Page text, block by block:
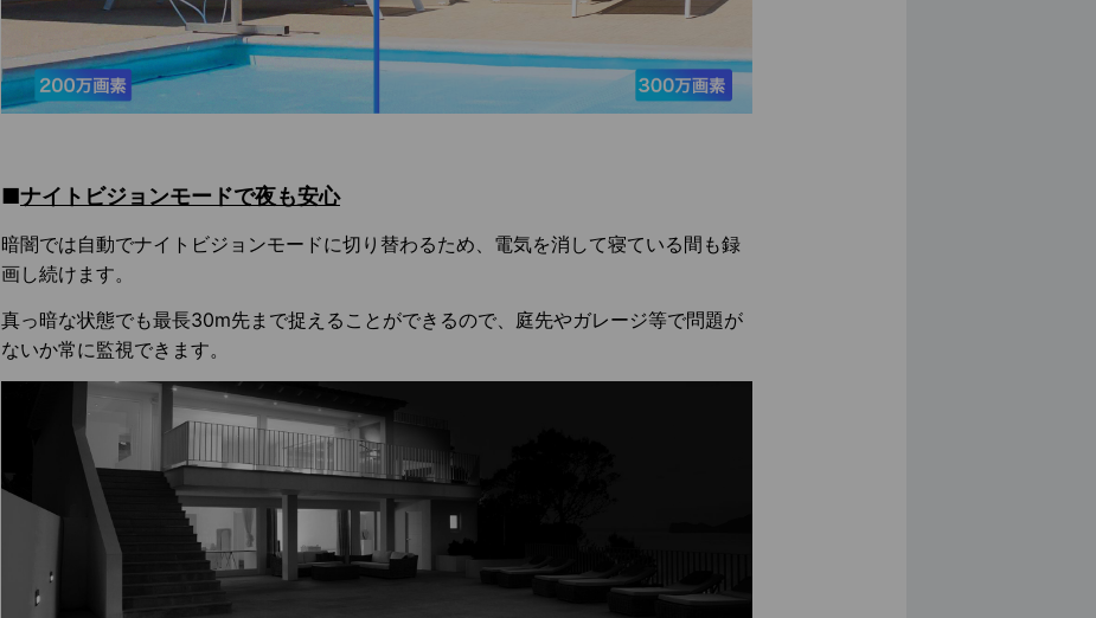
■ナイトビジョンモードで夜も安心
暗闇では自動でナイトビジョンモードに切り替わるため、電気を消して寝ている間も録
画し続けます。
真っ暗な状態でも最長30m先まで捉えることができるので、庭先やガレージ等で問題が
ないか常に監視できます。